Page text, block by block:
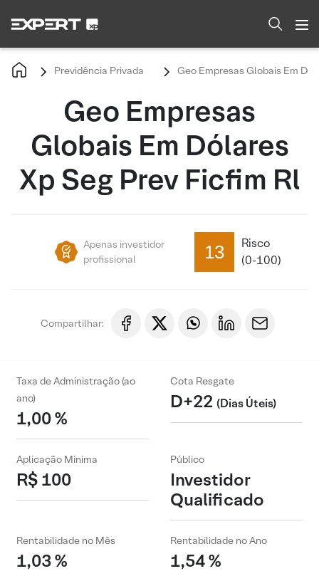
Previdência Privada Geo Empresas Globais Em
Geo Empresas
Globais Em Dólares
Xp Seg Prev Ficfim Rl
Apenas investidor
profissional
13
Risco
(0-100)
Compartilhar:
Taxa de Administração (ao
ano)
1,00 %
Cota Resgate
D+22 (Dias Úteis)
Aplicação Mínima
R$ 100
Público
Investidor
Qualificado
Rentabilidade no Mês
1,03 %
Rentabilidade no Ano
1,54 %